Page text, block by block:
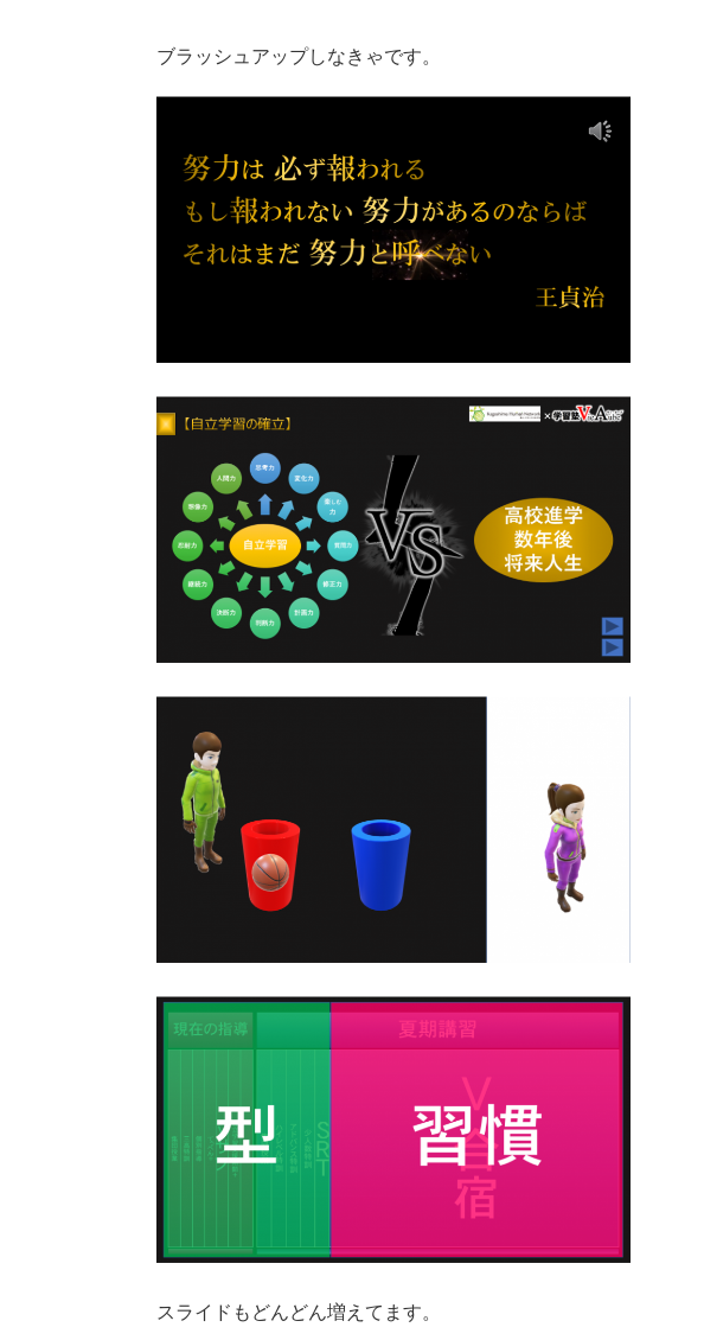
ブラッシュアップしなきゃです。
スライドもどんどん増えてます。